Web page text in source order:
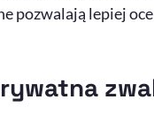
pozwalają lepiej